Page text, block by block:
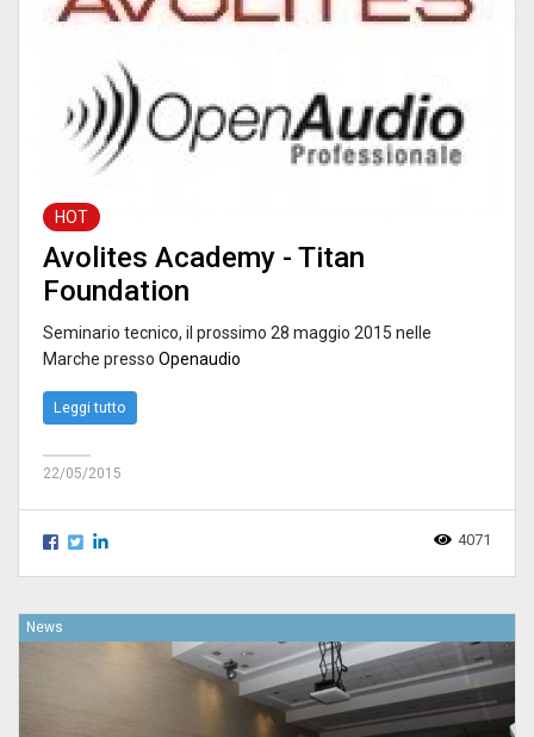
HOT
Avolites Academy - Titan
Foundation
Seminario tecnico, il prossimo 28 maggio 2015 nelle
Marche presso Openaudio
Leggi tutto
22/05/2015
4071
News